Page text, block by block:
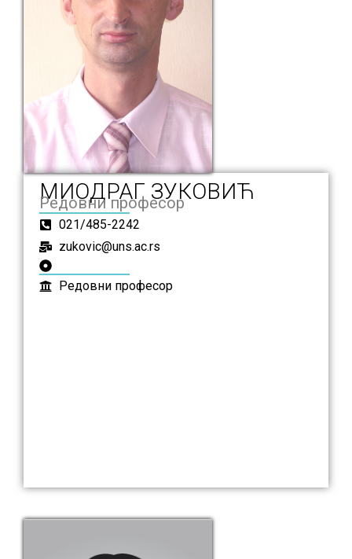
МИОДРАГ ЗУКОВИЋ
Редовни професор
021/485-2242
zukovic@uns.ac.rs
Редовни професор